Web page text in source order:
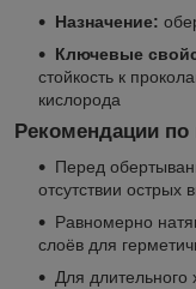
Назначение:
Ключевые
стойкость к
кислорода
Рекомендации
Перед
отсутствии острых
Равномерно
слоёв для
Для длительного